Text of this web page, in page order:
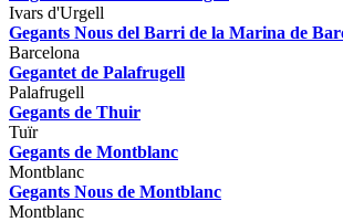
Ivars d'Urgell
Gegants Nous del Barri de la Marina de
Barcelona
Gegantet de Palafrugell
Palafrugell
Gegants de Thuir
Tuïr
Gegants de Montblanc
Montblanc
Gegants Nous de Montblanc
Montblanc